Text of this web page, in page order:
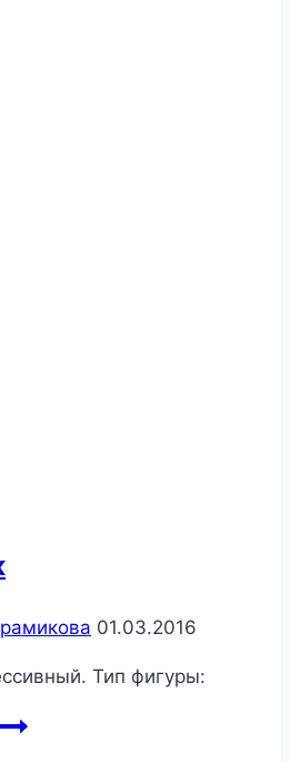
01.03.2016
Тип фигуры: